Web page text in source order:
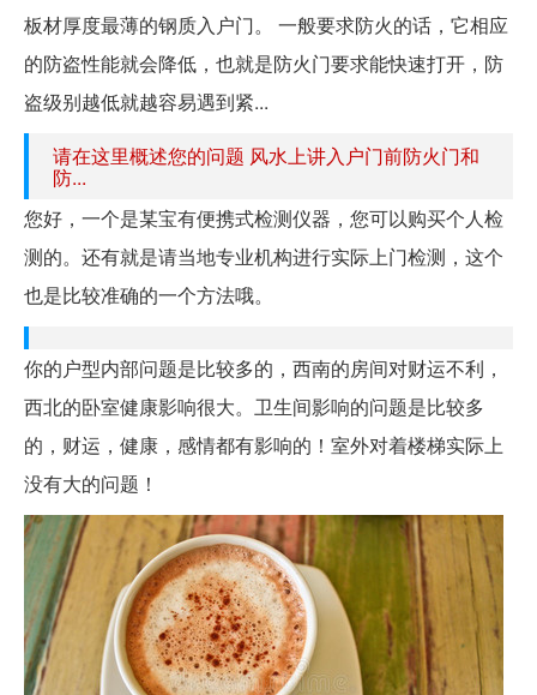
板材厚度最薄的钢质入户门。 一般要求防火的话，它相应
的防盗性能就会降低，也就是防火门要求能快速打开，防
盗级别越低就越容易遇到紧...
请在这里概述您的问题 风水上讲入户门前防火门和
防...
您好，一个是某宝有便携式检测仪器，您可以购买个人检
测的。还有就是请当地专业机构进行实际上门检测，这个
也是比较准确的一个方法哦。
你的户型内部问题是比较多的，西南的房间对财运不利，
西北的卧室健康影响很大。卫生间影响的问题是比较多
的，财运，健康，感情都有影响的！室外对着楼梯实际上
没有大的问题！